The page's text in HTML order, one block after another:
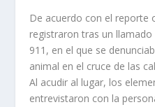
De acuerdo con el reporte
registraron tras un
911, en el que se
animal en el cruce de las
Al acudir al lugar, los
entrevistaron con la